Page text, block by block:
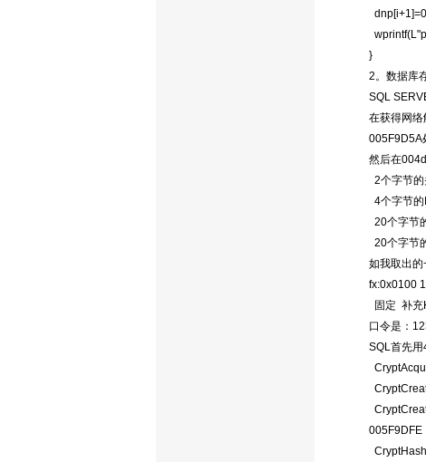
}
2。数据库
SQL
在获得网
005F9D5A
然后在
2个字节
4个字节
20个字节
20个字节
如我取出的
fx:0x0100
固定 补
口令是：
SQL首先
005F9DFE